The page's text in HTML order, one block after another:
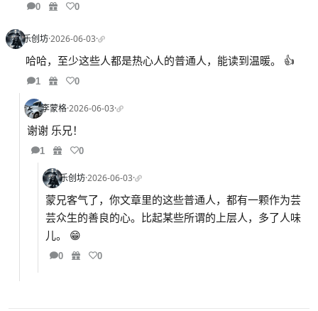
0 0
乐创坊·2026-06-03·
哈哈，至少这些人都是热心人的普通人，能读到温暖。 👍
1 0
李蒙格·2026-06-03·
谢谢 乐兄！
1 0
乐创坊·2026-06-03·
蒙兄客气了，你文章里的这些普通人，都有一颗作为芸
芸众生的善良的心。比起某些所谓的上层人，多了人味
儿。 😁
0 0